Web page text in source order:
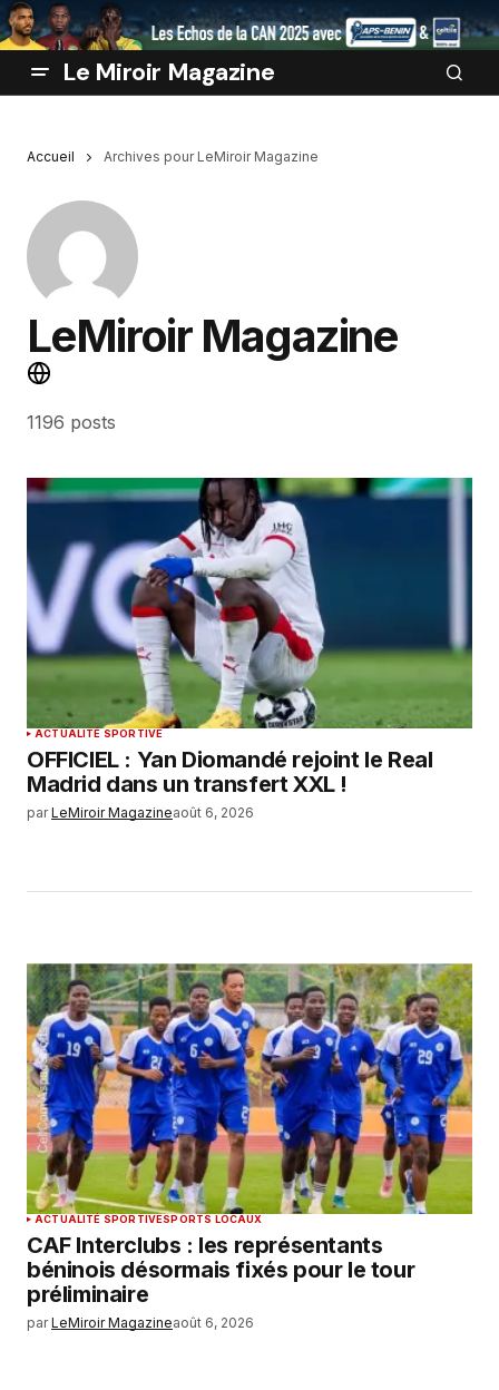
Le Miroir Magazine
Accueil Archives pour LeMiroir Magazine
LeMiroir Magazine
1196 posts
ACTUALITÉ SPORTIVE
OFFICIEL : Yan Diomandé rejoint le Real
Madrid dans un transfert XXL !
par LeMiroir Magazineaoût 6, 2026
ACTUALITÉ SPORTIVESPORTS LOCAUX
CAF Interclubs : les représentants
béninois désormais fixés pour le tour
préliminaire
par LeMiroir Magazineaoût 6, 2026